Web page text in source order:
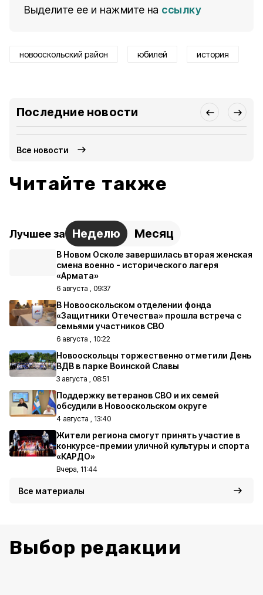
Выделите ее и нажмите на ссылку
новооскольский район юбилей история
Последние новости
Все новости
Читайте также
Лучшее за Неделю Месяц
В Новом Осколе завершилась вторая женская
смена военно - исторического лагеря
«Армата»
6 августа , 09:37
В Новооскольском отделении фонда
«Защитники Отечества» прошла встреча с
семьями участников СВО
6 августа , 10:22
Новооскольцы торжественно отметили День
ВДВ в парке Воинской Славы
3 августа , 08:51
Поддержку ветеранов СВО и их семей
обсудили в Новооскольском округе
4 августа , 13:40
Жители региона смогут принять участие в
конкурсе-премии уличной культуры и спорта
«КАРДО»
Вчера, 11:44
Все материалы
Выбор редакции